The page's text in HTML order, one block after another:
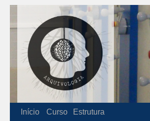
Início Curso Estrutura